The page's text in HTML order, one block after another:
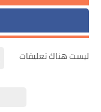
ليست هناك تعليقات